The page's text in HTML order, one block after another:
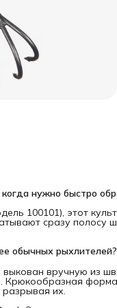
нужно быстро
100101), этот
сразу полосу
обычных рыхлителей?
вручную из
Крюкообразная
разрывая их.